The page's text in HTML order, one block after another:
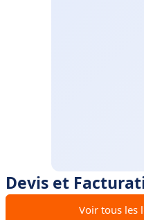
Devis et
Voir tous les